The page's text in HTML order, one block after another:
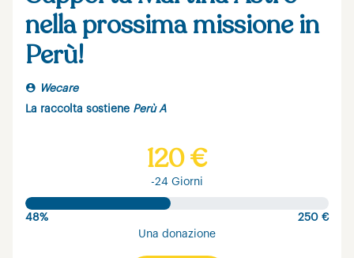
nella prossima missione in
Perù!
Wecare
La raccolta sostiene Perù A
120 €
-24 Giorni
48%
250 €
Una donazione